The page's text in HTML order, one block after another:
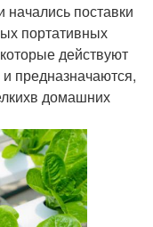
начались поставки
портативных
действуют
предназначаются,
домашних